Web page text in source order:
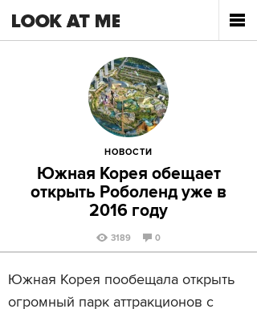
НОВОСТИ
Южная Корея обещает
открыть Роболенд уже в
2016 году
3189 0
Южная Корея пообещала открыть
огромный парк аттракционов с